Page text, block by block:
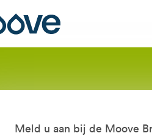
Meld u aan bij de Moove